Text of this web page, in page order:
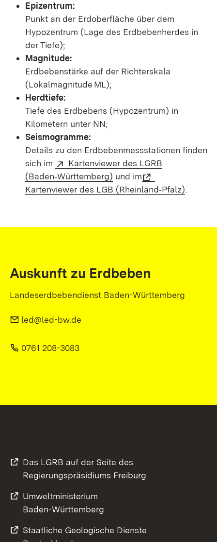
Epizentrum:
Punkt an der Erdoberfläche über dem
Hypozentrum (Lage des Erdbebenherdes in
der Tiefe);
Magnitude:
Erdbebenstärke auf der Richterskala
(Lokalmagnitude ML);
Herdtiefe:
Tiefe des Erdbebens (Hypozentrum) in
Kilometern unter NN;
Seismogramme:
Details zu den Erdbebenmessstationen finden
sich im
Kartenviewer des LGRB
(Baden‑Württemberg) und im
Kartenviewer des LGB (Rheinland‑Pfalz).
Auskunft zu Erdbeben
Landeserdbebendienst Baden-Württemberg
led@led-bw.de
0761 208-3083
Das LGRB auf der Seite des
Regierungspräsidiums Freiburg
Umweltministerium
Baden-Württemberg
Staatliche Geologische Dienste